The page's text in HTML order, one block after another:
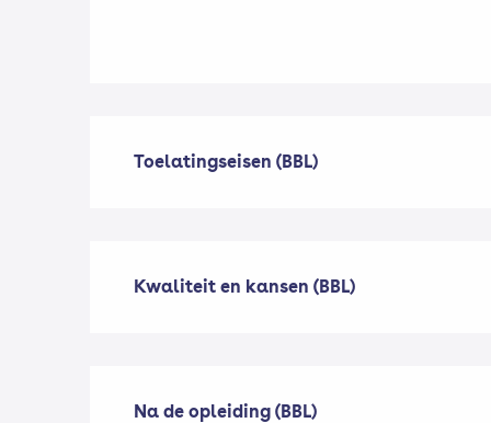
Toelatingseisen (BBL)
Kwaliteit en kansen (BBL)
Na de opleiding (BBL)